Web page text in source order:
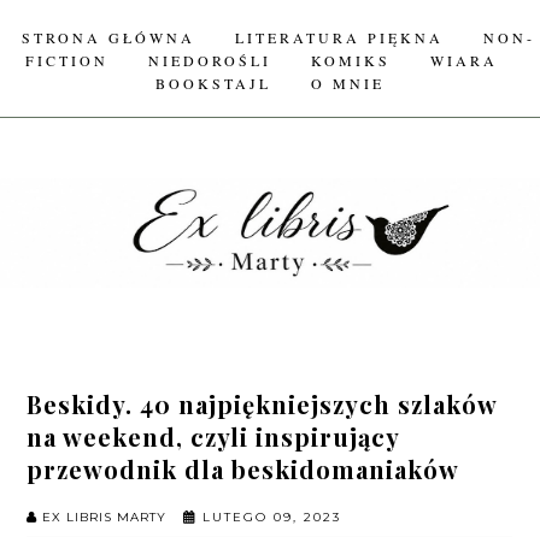
STRONA GŁÓWNA LITERATURA PIĘKNA
NON-
FICTION
NIEDOROŚLI KOMIKS
WIARA
BOOKSTAJL
O MNIE
Beskidy. 40 najpiękniejszych szlaków
na weekend, czyli inspirujący
przewodnik dla beskidomaniaków
EX LIBRIS MARTY LUTEGO 09, 2023